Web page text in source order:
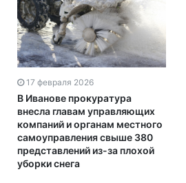
17 февраля 2026
В Иванове прокуратура
внесла главам управляющих
компаний и органам местного
самоуправления свыше 380
представлений из-за плохой
уборки снега